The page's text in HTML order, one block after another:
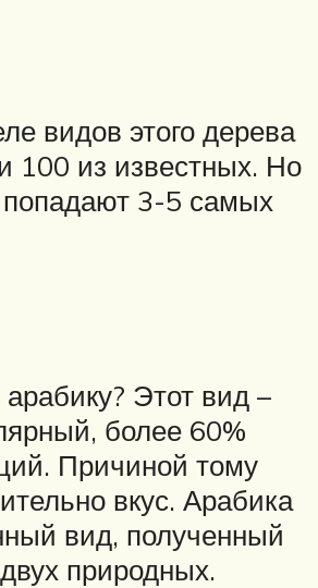
видов этого дерева
100 из известных. Но
3-5 самых
арабику? Этот вид –
более 60%
Причиной тому
вкус. Арабика
вид, полученный
природных.